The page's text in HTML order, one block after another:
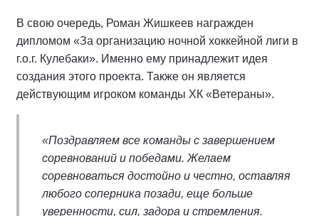
В свою очередь, Роман Жишкеев награжден
дипломом «За организацию ночной хоккейной лиги в
г.о.г. Кулебаки». Именно ему принадлежит идея
создания этого проекта. Также он является
действующим игроком команды ХК «Ветераны».
«Поздравляем все команды с завершением
соревнований и победами. Желаем
соревноваться достойно и честно, оставляя
любого соперника позади, еще больше
уверенности, сил, задора и стремления.